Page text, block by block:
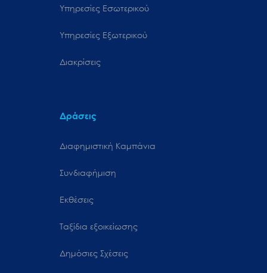
Υπηρεσίες Εσωτερικού
Υπηρεσίες Εξωτερικού
Διακρίσεις
Δράσεις
Διαφημιστική Καμπάνια
Συνδιαφήμιση
Εκθέσεις
Ταξίδια εξοικείωσης
Δημόσιες Σχέσεις